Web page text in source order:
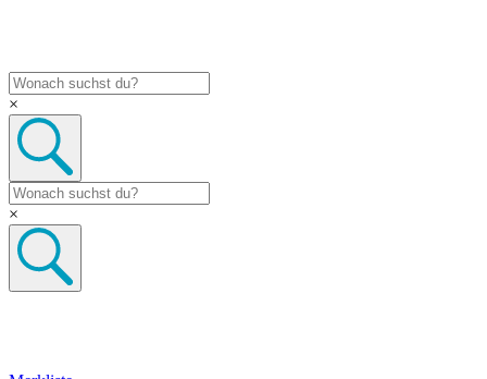
×
×